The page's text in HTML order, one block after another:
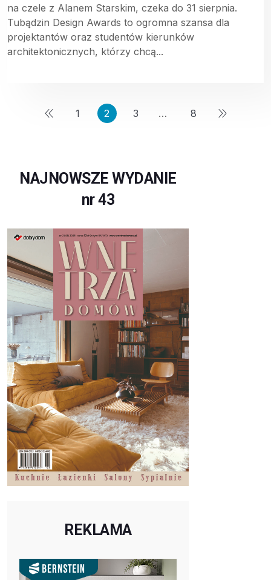
na czele z Alanem Starskim, czeka do 31 sierpnia.
Tubądzin Design Awards to ogromna szansa dla
projektantów oraz studentów kierunków
architektonicznych, którzy chcą...
1 2 3 … 8
NAJNOWSZE WYDANIE
nr 43
REKLAMA